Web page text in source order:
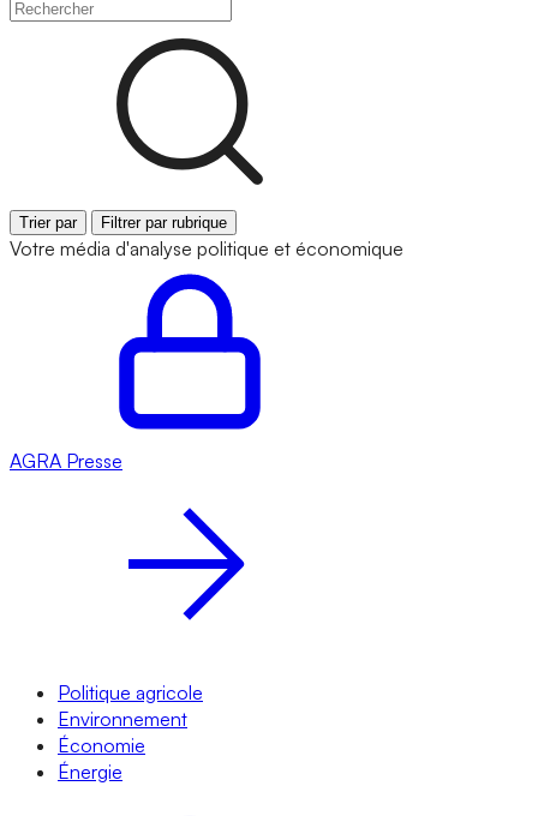
Trier par Filtrer par rubrique
Votre média d'analyse politique et économique
AGRA Presse
Politique agricole
Environnement
Économie
Énergie